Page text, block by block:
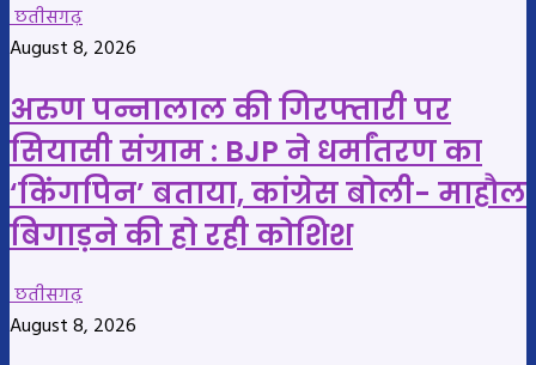
छतीसगढ़
August 8, 2026
अरुण पन्नालाल की गिरफ्तारी पर
सियासी संग्राम : BJP ने धर्मांतरण का
‘किंगपिन’ बताया, कांग्रेस बोली- माहौल
बिगाड़ने की हो रही कोशिश
छतीसगढ़
August 8, 2026